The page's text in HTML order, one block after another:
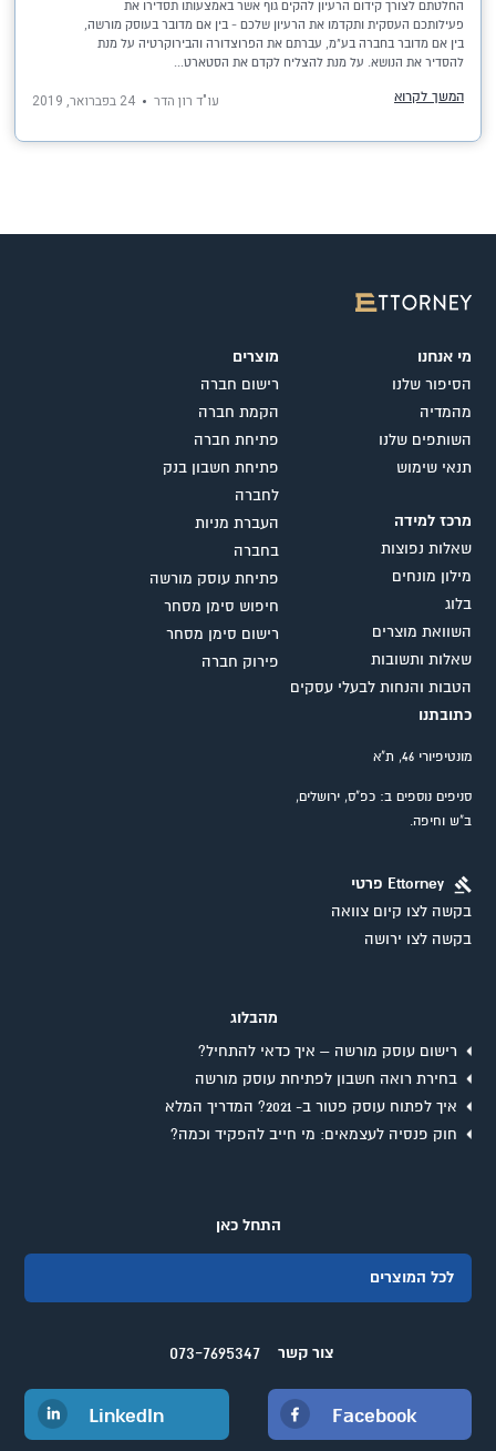
החלטתם לצורך קידום הרעיון להקים גוף אשר באמצעותו תסדירו את
פעילותכם העסקית ותקדמו את הרעיון שלכם - בין אם מדובר בעוסק מורשה,
בין אם מדובר בחברה בע"מ, עברתם את הפרוצדורה והבירוקרטיה על מנת
להסדיר את הנושא. על מנת להצליח לקדם את הסטארט...
המשך לקרוא עו"ד רון הדר 24 בפברואר, 2019
מי אנחנו
הסיפור שלנו
מהמדיה
השותפים שלנו
תנאי שימוש
מרכז למידה
שאלות נפוצות
מילון מונחים
בלוג
השוואת מוצרים
שאלות ותשובות
הטבות והנחות לבעלי עסקים
כתובתנו
מונטיפיורי 46, ת"א
סניפים נוספים ב: כפ"ס, ירושלים,
ב"ש וחיפה.
מוצרים
רישום חברה
הקמת חברה
פתיחת חברה
פתיחת חשבון בנק
לחברה
העברת מניות
בחברה
פתיחת עוסק מורשה
חיפוש סימן מסחר
רישום סימן מסחר
פירוק חברה
Ettorney פרטי
בקשה לצו קיום צוואה
בקשה לצו ירושה
מהבלוג
רישום עוסק מורשה – איך כדאי להתחיל?
בחירת רואה חשבון לפתיחת עוסק מורשה
איך לפתוח עוסק פטור ב- 2021? המדריך המלא
חוק פנסיה לעצמאים: מי חייב להפקיד וכמה?
התחל כאן
לכל המוצרים
צור קשר 073-7695347
Facebook
LinkedIn